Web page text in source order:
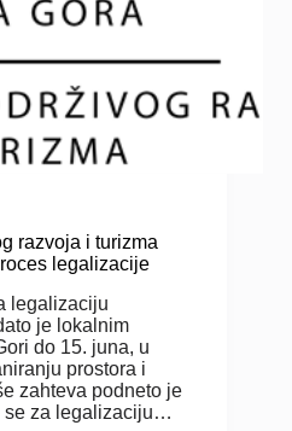
razvoja i turizma
legalizacije
legalizaciju
je lokalnim
do 15. juna, u
prostora i
zahteva podneto je
se za legalizaciju…